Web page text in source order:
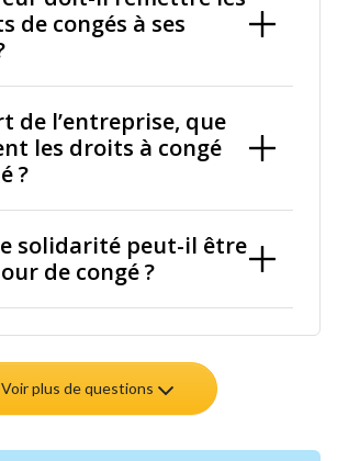
de congés à ses
de l’entreprise, que
les droits à congé
?
solidarité peut-il être
de congé ?
Voir plus de questions